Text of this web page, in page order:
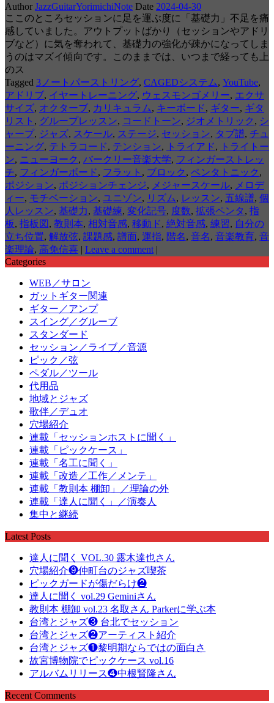
Author JazzGuitarYorimichiNote Date 2024-04-30
ここのところセッションに足を運ぶ度に「基礎力」不足を痛
感していました。アウトプットばかり（セッションやアドリ
ブなど）に気を奪われて、基礎力の強化が疎かになってしま
うのはマズイ傾向です。このままでは、いつまで経っても上
のス
Tagged 3ノートパーストリング, CAGEDシステム, YouTube,
アドリブ, イヤートレーニング, ウェスモンゴメリー, エクサ
サイズ, オクターブ, カリキュラム, キーボード, ギター, ギタ
リスト , グループレッスン, コードトーン, ジオメトリック , シ
ャープ, ジャズ, スケール, ステージ, セッション, タブ譜, チュ
ーニング, テトラコード, テンション, トライアド,
トライトー
ン, ニューヨーク , バークリー音楽大学, フィンガーストレッ
チ, フィンガーボード, フラット , ブロック , ペンタトニック ,
ポジション, ポジションチェンジ, メジャースケール, メロデ
ィー, モチベーション, ユニゾン, リズム, レッスン, 五線譜, 個
人レッスン, 基礎力, 基礎練, 変化記号, 度数, 拡張ペンタ , 指
板, 指板図 , 教則本, 相対音感, 移動ド, 絶対音感, 練習, 自分の
立ち位置, 解放弦, 課題感, 譜面, 運指, 階名, 音名, 音楽教育, 音
楽理論, 高免信喜 | Leave a comment |
Categories
WEB／サロン
ガットギター関連
ギター／アンプ
スイング／グルーブ
スタンダード
セッション／ライブ／音源
ピック／弦
ペダル／ツール
代用品
地域とジャズ
歌伴／デュオ
穴場紹介
連載「セッションホストに聞く」
連載「ピックケース」
連載「名工に聞く」
連載「改造／工作／メンテ」
連載「教則本 棚卸」／理論の外
連載「達人に聞く」／演奏人
集中と継続
Latest Posts
達人に聞く VOL.30 露木達也さん
穴場紹介❾仲町台のジャズ喫茶
ピックガードが傷だらけ❷
達人に聞く vol.29 Geminiさん
教則本 棚卸 vol.23 名取さん Parkerに学ぶ本
台湾とジャズ❸ 台北でセッション
台湾とジャズ❷アーティスト紹介
台湾とジャズ❶黎明期ならではの面白さ
故宮博物院でピックケース vol.16
アルバムリリース❹中根賢隆さん
Recent Comments